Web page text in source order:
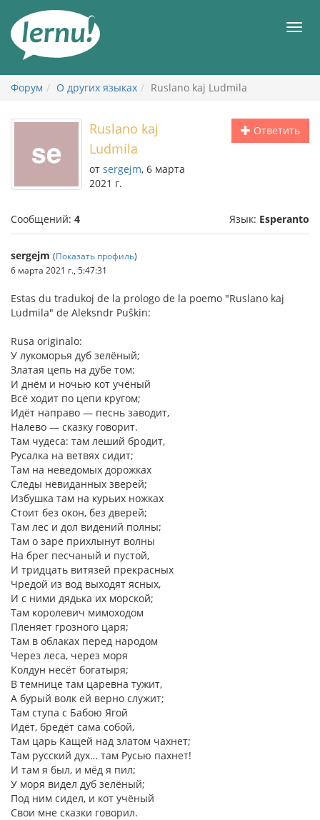
содержанию
Форум О других языках Ruslano kaj Ludmila
Ответить
Ruslano kaj
Ludmila
от sergejm, 6 марта
2021 г.
Сообщений: 4 Язык: Esperanto
sergejm (Показать профиль)
6 марта 2021 г., 5:47:31
Estas du tradukoj de la prologo de la poemo "Ruslano kaj
Ludmila" de Aleksndr Puŝkin:
Rusa originalo:
У лукоморья дуб зелёный;
Златая цепь на дубе том:
И днём и ночью кот учёный
Всё ходит по цепи кругом;
Идёт направо — песнь заводит,
Налево — сказку говорит.
Там чудеса: там леший бродит,
Русалка на ветвях сидит;
Там на неведомых дорожках
Следы невиданных зверей;
Избушка там на курьих ножках
Стоит без окон, без дверей;
Там лес и дол видений полны;
Там о заре прихлынут волны
На брег песчаный и пустой,
И тридцать витязей прекрасных
Чредой из вод выходят ясных,
И с ними дядька их морской;
Там королевич мимоходом
Пленяет грозного царя;
Там в облаках перед народом
Через леса, через моря
Колдун несёт богатыря;
В темнице там царевна тужит,
А бурый волк ей верно служит;
Там ступа с Бабою Ягой
Идёт, бредёт сама собой,
Там царь Кащей над златом чахнет;
Там русский дух… там Русью пахнет!
И там я был, и мёд я пил;
У моря видел дуб зелёный;
Под ним сидел, и кот учёный
Свои мне сказки говорил.